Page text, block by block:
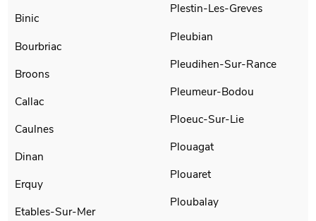
Binic
Bourbriac
Broons
Callac
Caulnes
Dinan
Erquy
Etables-Sur-Mer
Plestin-Les-Greves
Pleubian
Pleudihen-Sur-Rance
Pleumeur-Bodou
Ploeuc-Sur-Lie
Plouagat
Plouaret
Ploubalay